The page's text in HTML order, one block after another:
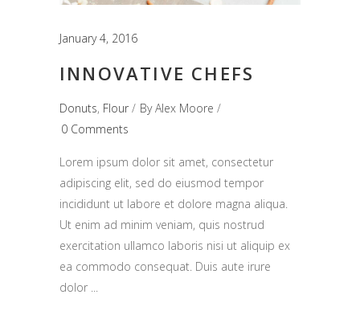
January 4, 2016
INNOVATIVE CHEFS
Donuts, Flour ByAlex Moore
0 Comments
Lorem ipsum dolor sit amet, consectetur
adipiscing elit, sed do eiusmod tempor
incididunt ut labore et dolore magna aliqua.
Ut enim ad minim veniam, quis nostrud
exercitation ullamco laboris nisi ut aliquip ex
ea commodo consequat. Duis aute irure
dolor